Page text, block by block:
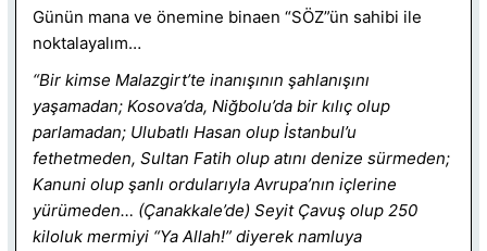
Günün mana ve önemine binaen “SÖZ”ün sahibi ile
noktalayalım…
“Bir kimse Malazgirt’te inanışının şahlanışını
yaşamadan; Kosova’da, Niğbolu’da bir kılıç olup
parlamadan; Ulubatlı Hasan olup İstanbul’u
fethetmeden, Sultan Fatih olup atını denize sürmeden;
Kanuni olup şanlı ordularıyla Avrupa’nın içlerine
yürümeden… (Çanakkale’de) Seyit Çavuş olup 250
kiloluk mermiyi “Ya Allah!” diyerek namluya